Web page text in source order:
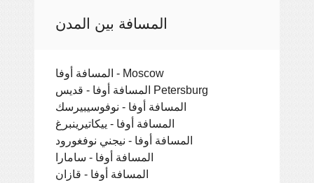
المسافة بين المدن
المسافة أوفا - Moscow
المسافة أوفا - قديس Petersburg
المسافة أوفا - نوفوسيبيرسك
المسافة أوفا - ييكاتيرينبرغ
المسافة أوفا - نيجني نوفغورود
المسافة أوفا - سامارا
المسافة أوفا - قازان